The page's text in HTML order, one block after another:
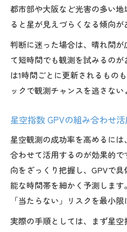
都市部や大阪など光害の多い
ると星が見えづらくなる傾向が
判断に迷った場合は、晴れ間
て短時間でも観測を試みるの
は1時間ごとに更新されるもの
ックで観測チャンスを逃さない
星空指数 GPVの組み合わせ
星空観測の成功率を高めるに
合わせて活用するのが効果的
向をざっくり把握し、GPVで
能な時間帯を細かく予測しま
「当たらない」リスクを最小限
実際の手順としては、まず星